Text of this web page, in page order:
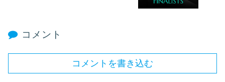
コメント
コメントを書き込む